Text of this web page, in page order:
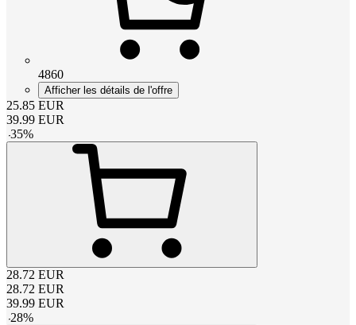
4860
Afficher les détails de l'offre
25.85 EUR
39.99 EUR
-35%
28.72 EUR
28.72 EUR
39.99 EUR
-28%